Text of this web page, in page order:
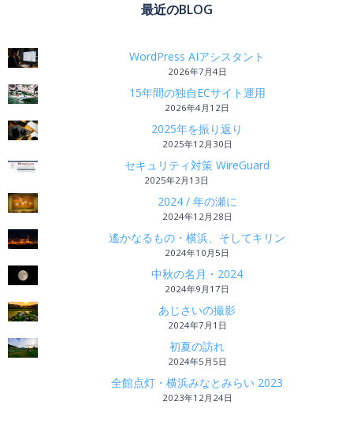
最近のBLOG
WordPress AIアシスタント
2026年7月4日
15年間の独自ECサイト運用
2026年4月12日
2025年を振り返り
2025年12月30日
セキュリティ対策 WireGuard
2025年2月13日
2024 / 年の瀬に
2024年12月28日
遙かなるもの・横浜、そしてキリン
2024年10月5日
中秋の名月・2024
2024年9月17日
あじさいの撮影
2024年7月1日
初夏の訪れ
2024年5月5日
全館点灯・横浜みなとみらい 2023
2023年12月24日